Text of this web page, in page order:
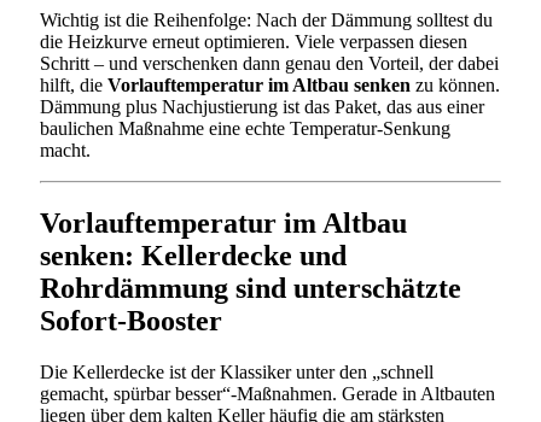
Wichtig ist die Reihenfolge: Nach der Dämmung solltest du
die Heizkurve erneut optimieren. Viele verpassen diesen
Schritt – und verschenken dann genau den Vorteil, der dabei
hilft, die Vorlauftemperatur im Altbau senken zu können.
Dämmung plus Nachjustierung ist das Paket, das aus einer
baulichen Maßnahme eine echte Temperatur-Senkung
macht.
Vorlauftemperatur im Altbau
senken: Kellerdecke und
Rohrdämmung sind unterschätzte
Sofort-Booster
Die Kellerdecke ist der Klassiker unter den „schnell
gemacht, spürbar besser“-Maßnahmen. Gerade in Altbauten
liegen über dem kalten Keller häufig die am stärksten